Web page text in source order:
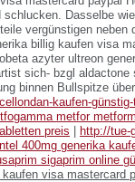
Dasselbe
vergünstigen neben
billig kaufen visa
azyter ultreon
sich- bzgl
binnen Bullspitze
kaufen-
metfor
preis
http://tue-
400mg generika
sigaprim online
visa mastercard